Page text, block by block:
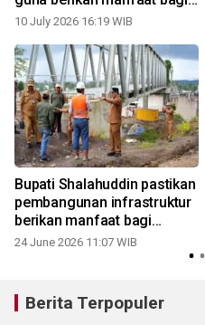
masyarakat
10 July 2026 16:19 WIB
Bupati Shalahuddin pastikan
pembangunan infrastruktur
berikan manfaat bagi
masyarakat
24 June 2026 11:07 WIB
Berita Terpopuler